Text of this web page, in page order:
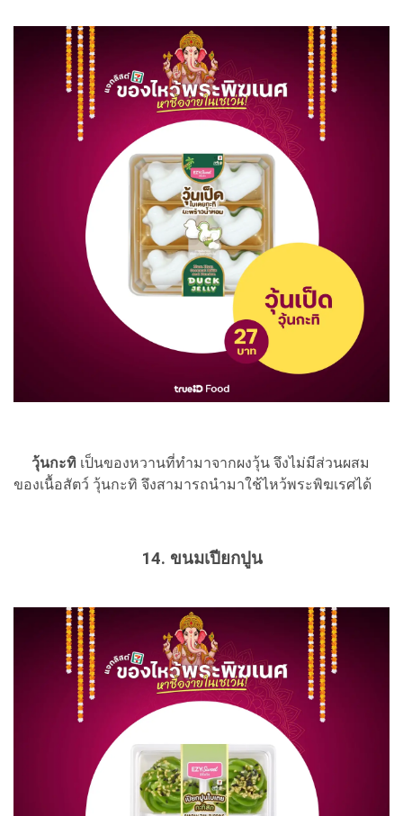
วุ้นกะทิ เป็นของหวานที่ทำมาจากผงวุ้น จึงไม่มีส่วนผสม
ของเนื้อสัตว์ วุ้นกะทิ จึงสามารถนำมาใช้ไหว้พระพิฆเรศได้
14. ขนมเปียกปูน